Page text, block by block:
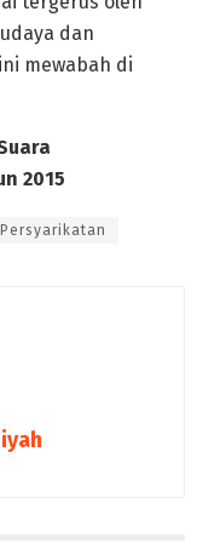
dan
mewabah di
2015
Persyarikatan